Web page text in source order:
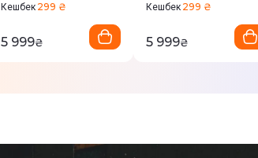
Кешбек 299 ₴
5 999₴
Кешбек 299 ₴
5 999₴